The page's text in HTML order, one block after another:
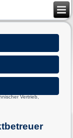
Vertrieb,